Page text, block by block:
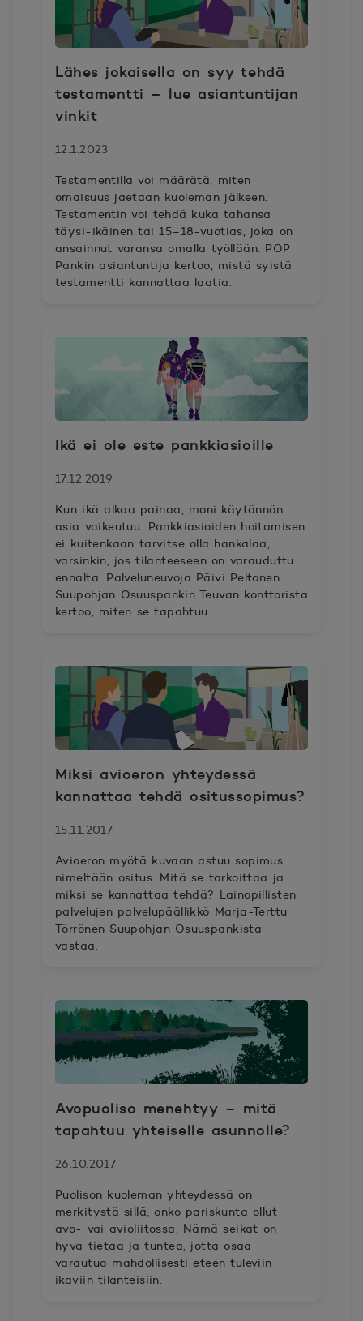
Lähes jokaisella on syy tehdä
testamentti – lue asiantuntijan
vinkit
12.1.2023
Testamentilla voi määrätä, miten
omaisuus jaetaan kuoleman jälkeen.
Testamentin voi tehdä kuka tahansa
täysi-ikäinen tai 15–18-vuotias, joka on
ansainnut varansa omalla työllään. POP
Pankin asiantuntija kertoo, mistä syistä
testamentti kannattaa laatia.
Ikä ei ole este pankkiasioille
17.12.2019
Kun ikä alkaa painaa, moni käytännön
asia vaikeutuu. Pankkiasioiden hoitamisen
ei kuitenkaan tarvitse olla hankalaa,
varsinkin, jos tilanteeseen on varauduttu
ennalta. Palveluneuvoja Päivi Peltonen
Suupohjan Osuuspankin Teuvan konttorista
kertoo, miten se tapahtuu.
Miksi avioeron yhteydessä
kannattaa tehdä ositussopimus?
15.11.2017
Avioeron myötä kuvaan astuu sopimus
nimeltään ositus. Mitä se tarkoittaa ja
miksi se kannattaa tehdä? Lainopillisten
palvelujen palvelupäällikkö Marja-Terttu
Törrönen Suupohjan Osuuspankista
vastaa.
Avopuoliso menehtyy – mitä
tapahtuu yhteiselle asunnolle?
26.10.2017
Puolison kuoleman yhteydessä on
merkitystä sillä, onko pariskunta ollut
avo- vai avioliitossa. Nämä seikat on
hyvä tietää ja tuntea, jotta osaa
varautua mahdollisesti eteen tuleviin
ikäviin tilanteisiin.